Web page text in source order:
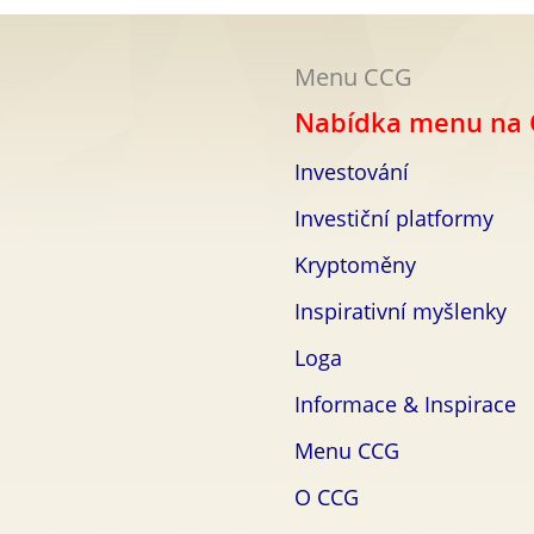
Menu CCG
Nabídka menu na
Investování
Investiční platformy
Kryptoměny
Inspirativní myšlenky
Loga
Informace & Inspirace
Menu CCG
O CCG